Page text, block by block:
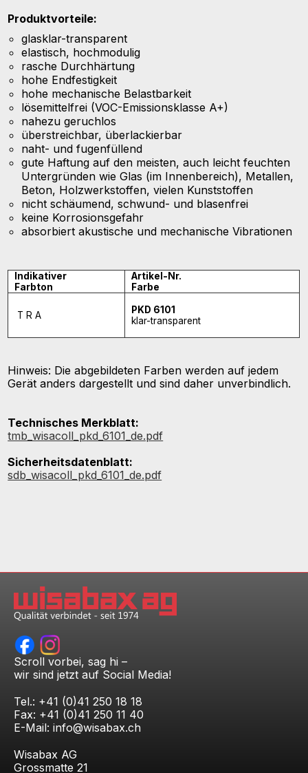
Produktvorteile:
glasklar-transparent
elastisch, hochmodulig
rasche Durchhärtung
hohe Endfestigkeit
hohe mechanische Belastbarkeit
lösemittelfrei (VOC-Emissionsklasse A+)
nahezu geruchlos
überstreichbar, überlackierbar
naht- und fugenfüllend
gute Haftung auf den meisten, auch leicht feuchten
Untergründen wie Glas (im Innenbereich), Metallen,
Beton, Holzwerkstoffen, vielen Kunststoffen
nicht schäumend, schwund- und blasenfrei
keine Korrosionsgefahr
absorbiert akustische und mechanische Vibrationen
Indikativer
Farbton
Artikel-Nr.
Farbe
T R A
PKD 6101
klar-transparent
Hinweis: Die abgebildeten Farben werden auf jedem
Gerät anders dargestellt und sind daher unverbindlich.
Technisches Merkblatt:
tmb_wisacoll_pkd_6101_de.pdf
Sicherheitsdatenblatt:
sdb_wisacoll_pkd_6101_de.pdf
Scroll vorbei, sag hi –
wir sind jetzt auf Social Media!
Tel.: +41 (0)41 250 18 18
Fax: +41 (0)41 250 11 40
E-Mail: info@wisabax.ch
Wisabax AG
Grossmatte 21